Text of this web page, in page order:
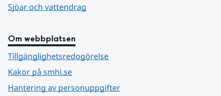
Sjöar och vattendrag
Om webbplatsen
Tillgänglighetsredogörelse
Kakor på smhi.se
Hantering av personuppgifter